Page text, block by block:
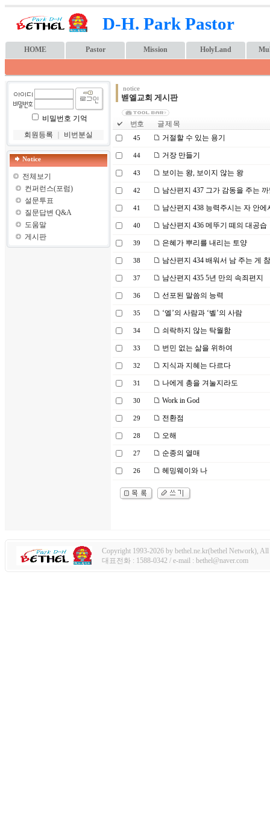
D-H. Park Pastor
HOME Pastor Mission HolyLand
비밀번호 기억
회원등록
비번분실
Notice
전체보기
컨퍼런스(포럼)
설문투표
질문답변 Q&A
도움말
게시판
notice
벧엘교회 게시판
번호 글 제 목
45 거절할 수 있는 용기
44 거장 만들기
43 보이는 왕, 보이지 않는 왕
42 남산편지 437 그가 감동을 주는
41 남산편지 438 능력주시는 자 안에
40 남산편지 436 메뚜기 떼의 대공습
39 은혜가 뿌리를 내리는 토양
38 남산편지 434 배워서 남 주는 게
37 남산편지 435 5년 만의 속죄편지
36 선포된 말씀의 능력
35 ‘엘’의 사람과 ‘벨’의 사람
34 쇠락하지 않는 탁월함
33 번민 없는 삶을 위하여
32 지식과 지혜는 다르다
31 나에게 총을 겨눌지라도
30 Work in God
29 전환점
28 오해
27 순종의 열매
26 헤밍웨이와 나
Copyright 1993-2026 by bethel.ne.kr(bethel Network), All
대표전화 : 1588-0342 / e-mail : bethel@naver.com